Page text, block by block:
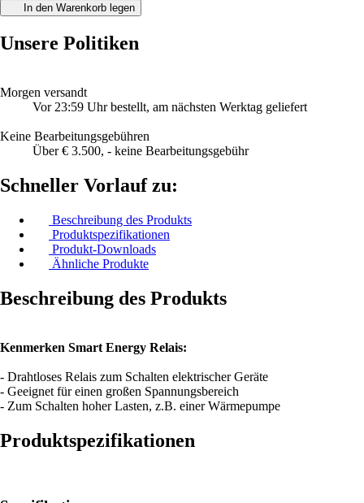
In den Warenkorb legen
Unsere Politiken
Morgen versandt
Vor 23:59 Uhr bestellt, am nächsten Werktag geliefert
Keine Bearbeitungsgebühren
Über € 3.500, - keine Bearbeitungsgebühr
Schneller Vorlauf zu:
Beschreibung des Produkts
Produktspezifikationen
Produkt-Downloads
Ähnliche Produkte
Beschreibung des Produkts
Kenmerken Smart Energy Relais:
- Drahtloses Relais zum Schalten elektrischer Geräte
- Geeignet für einen großen Spannungsbereich
- Zum Schalten hoher Lasten, z.B. einer Wärmepumpe
Produktspezifikationen